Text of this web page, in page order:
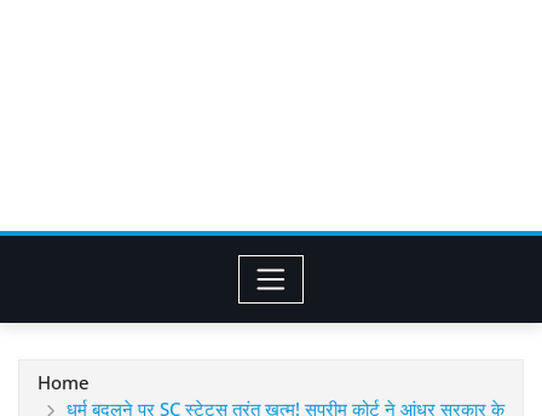
Home
धर्म बदलने पर SC स्टेटस तुरंत खत्म! सुप्रीम कोर्ट ने आंध्र सरकार के